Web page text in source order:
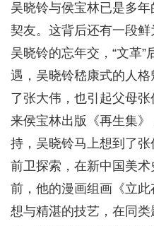
吴晓铃与侯宝林已是多
契友。这背后还有一段
吴晓铃的忘年交，“文革
遇，吴晓铃嵇康式的人格
了张大伟，也引起父母
来侯宝林出版《再生集
持，吴晓铃马上想到了
前卫探索，在新中国美
前，他的漫画组画《立
想与精湛的技艺，在同